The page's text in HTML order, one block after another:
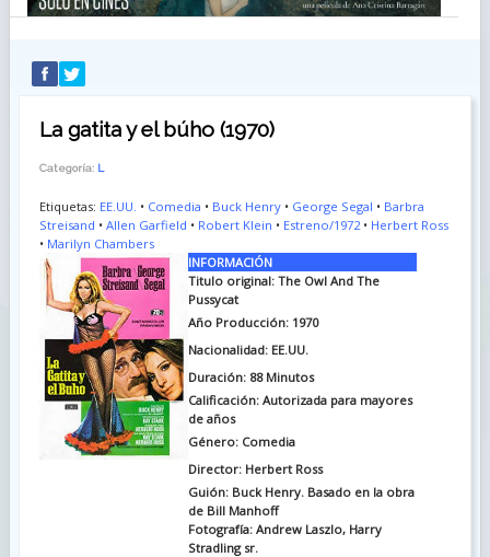
IDENTIFICARSE
La gatita y el búho (1970)
Categoría: L
Etiquetas: EE.UU. • Comedia • Buck Henry• George Segal • Barbra
Streisand • Allen Garfield • Robert Klein • Estreno/1972• Herbert Ross
• Marilyn Chambers
INFORMACIÓN
Titulo original: The Owl And The
Pussycat
Año Producción: 1970
Nacionalidad: EE.UU.
Duración: 88 Minutos
Calificación: Autorizada para mayores
de años
Género: Comedia
Director: Herbert Ross
Guión: Buck Henry. Basado en la obra
de Bill Manhoff
Fotografía: Andrew Laszlo, Harry
Stradling sr.